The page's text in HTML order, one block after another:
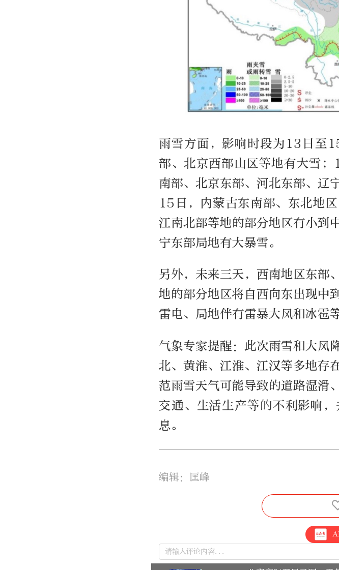
雨雪方面，影响时段为13日至
部、北京西部山区等地有大雪
南部、北京东部、河北东部、辽
15日，内蒙古东南部、东北地
江南北部等地的部分地区有小到
宁东部局地有大暴雪。
另外，未来三天，西南地区东部
地的部分地区将自西向东出现中
雷电、局地伴有雷暴大风和冰雹
气象专家提醒：此次雨雪和大风
北、黄淮、江淮、江汉等多地存
范雨雪天气可能导致的道路湿滑
交通、生活生产等的不利影响
息。
编辑：匡峰